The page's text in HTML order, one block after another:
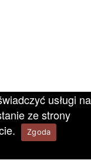
usługi na
ze strony
Zgoda